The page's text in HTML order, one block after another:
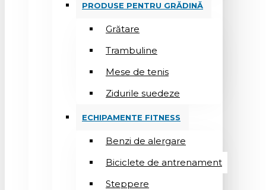
PRODUSE PENTRU GRĂDINĂ
Grătare
Trambuline
Mese de tenis
Zidurile suedeze
ECHIPAMENTE FITNESS
Benzi de alergare
Biciclete de antrenament
Steppere